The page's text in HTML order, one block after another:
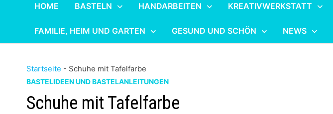
HOME BASTELN HANDARBEITEN KREATIVWERKSTATT
FAMILIE, HEIM UND GARTEN GESUND UND SCHÖN NEWS
Startseite - Schuhe mit Tafelfarbe
BASTELIDEEN UND BASTELANLEITUNGEN
Schuhe mit Tafelfarbe